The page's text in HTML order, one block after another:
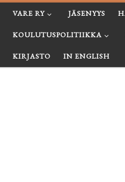
VARE RY JÄSENYYS
KOULUTUSPOLITIIKKA
KIRJASTO IN ENGLISH